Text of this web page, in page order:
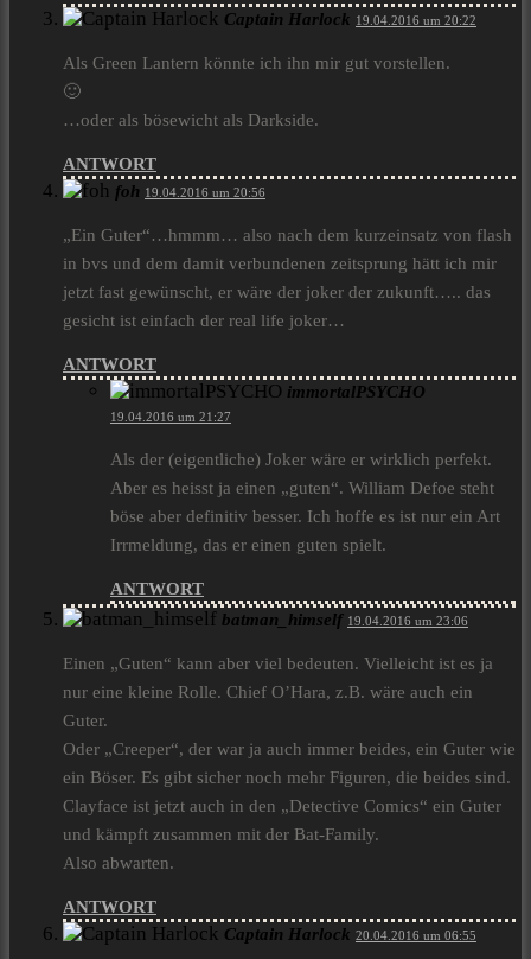
Captain Harlock 19.04.2016 um 20:22
Als Green Lantern könnte ich ihn mir gut vorstellen.
🙂
…oder als bösewicht als Darkside.
ANTWORT
foh 19.04.2016 um 20:56
„Ein Guter“…hmmm… also nach dem kurzeinsatz von flash
in bvs und dem damit verbundenen zeitsprung hätt ich mir
jetzt fast gewünscht, er wäre der joker der zukunft….. das
gesicht ist einfach der real life joker…
ANTWORT
immortalPSYCHO
19.04.2016 um 21:27
Als der (eigentliche) Joker wäre er wirklich perfekt.
Aber es heisst ja einen „guten“. William Defoe steht
böse aber definitiv besser. Ich hoffe es ist nur ein Art
Irrmeldung, das er einen guten spielt.
ANTWORT
batman_himself 19.04.2016 um 23:06
Einen „Guten“ kann aber viel bedeuten. Vielleicht ist es ja
nur eine kleine Rolle. Chief O’Hara, z.B. wäre auch ein
Guter.
Oder „Creeper“, der war ja auch immer beides, ein Guter wie
ein Böser. Es gibt sicher noch mehr Figuren, die beides sind.
Clayface ist jetzt auch in den „Detective Comics“ ein Guter
und kämpft zusammen mit der Bat-Family.
Also abwarten.
ANTWORT
Captain Harlock 20.04.2016 um 06:55